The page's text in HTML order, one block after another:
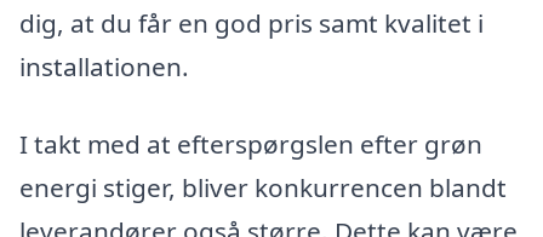
dig, at du får en god pris samt kvalitet i
installationen.
I takt med at efterspørgslen efter grøn
energi stiger, bliver konkurrencen blandt